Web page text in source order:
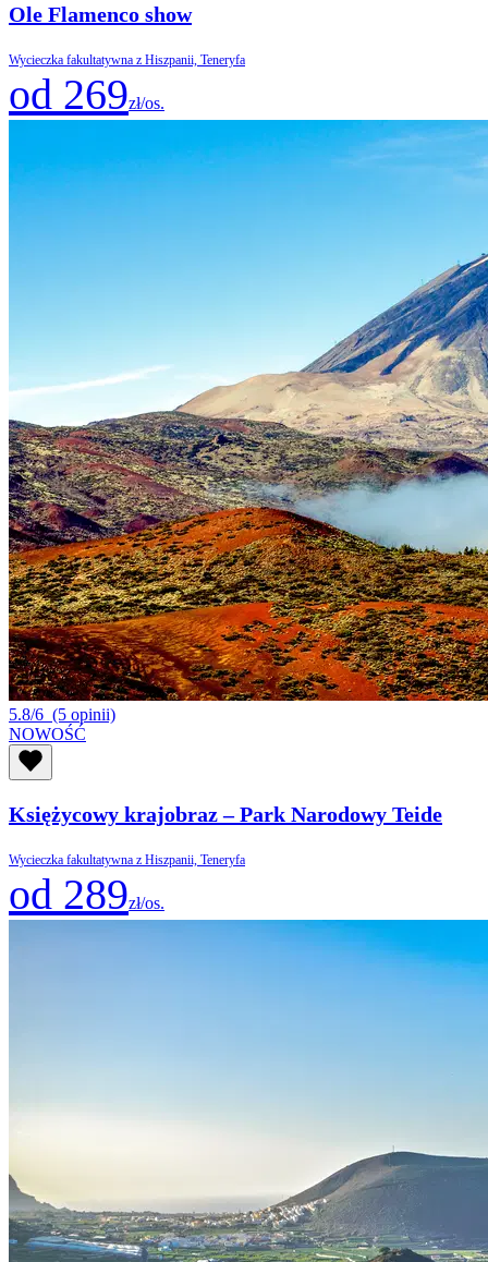
Ole Flamenco show
Wycieczka fakultatywna z Hiszpanii, Teneryfa
od 269zł/os.
5.8/6 (5 opinii)
NOWOŚĆ
Księżycowy krajobraz – Park Narodowy Teide
Wycieczka fakultatywna z Hiszpanii, Teneryfa
od 289zł/os.